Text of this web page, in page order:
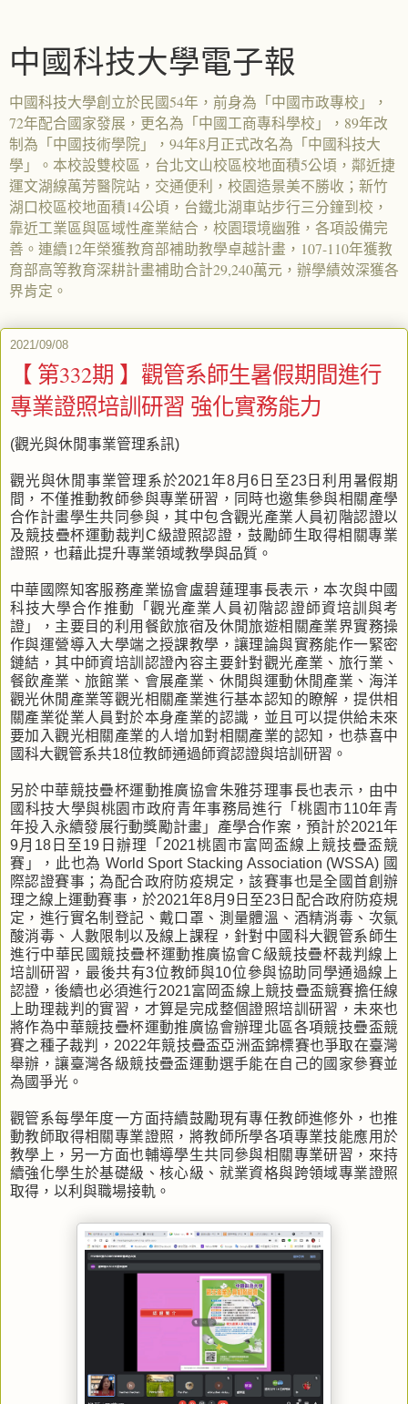
中國科技大學電子報
中國科技大學創立於民國54年，前身為「中國市政專校」，
72年配合國家發展，更名為「中國工商專科學校」，89年改
制為「中國技術學院」，94年8月正式改名為「中國科技大
學」。本校設雙校區，台北文山校區校地面積5公頃，鄰近捷
運文湖線萬芳醫院站，交通便利，校園造景美不勝收；新竹
湖口校區校地面積14公頃，台鐵北湖車站步行三分鐘到校，
靠近工業區與區域性產業結合，校園環境幽雅，各項設備完
善。連續12年榮獲教育部補助教學卓越計畫，107-110年獲教
育部高等教育深耕計畫補助合計29,240萬元，辦學績效深獲各
界肯定。
2021/09/08
【 第332期 】觀管系師生暑假期間進行
專業證照培訓研習 強化實務能力
(觀光與休閒事業管理系訊)
觀光與休閒事業管理系於2021年8月6日至23日利用暑假期
間，不僅推動教師參與專業研習，同時也邀集參與相關產學
合作計畫學生共同參與，其中包含觀光產業人員初階認證以
及競技疊杯運動裁判C級證照認證，鼓勵師生取得相關專業
證照，也藉此提升專業領域教學與品質。
中華國際知客服務產業協會盧碧蓮理事長表示，本次與中國
科技大學合作推動「觀光產業人員初階認證師資培訓與考
證」，主要目的利用餐飲旅宿及休閒旅遊相關產業界實務操
作與運營導入大學端之授課教學，讓理論與實務能作一緊密
鏈結，其中師資培訓認證內容主要針對觀光產業、旅行業、
餐飲產業、旅館業、會展產業、休閒與運動休閒產業、海洋
觀光休閒產業等觀光相關產業進行基本認知的瞭解，提供相
關產業從業人員對於本身產業的認識，並且可以提供給未來
要加入觀光相關產業的人增加對相關產業的認知，也恭喜中
國科大觀管系共18位教師通過師資認證與培訓研習。
另於中華競技疊杯運動推廣協會朱雅芬理事長也表示，由中
國科技大學與桃園市政府青年事務局進行「桃園市110年青
年投入永續發展行動獎勵計畫」產學合作案，預計於2021年
9月18日至19日辦理「2021桃園市富岡盃線上競技疊盃競
賽」，此也為 World Sport Stacking Association (WSSA) 國
際認證賽事；為配合政府防疫規定，該賽事也是全國首創辦
理之線上運動賽事，於2021年8月9日至23日配合政府防疫規
定，進行實名制登記、戴口罩、測量體溫、酒精消毒、次氯
酸消毒、人數限制以及線上課程，針對中國科大觀管系師生
進行中華民國競技疊杯運動推廣協會C級競技疊杯裁判線上
培訓研習，最後共有3位教師與10位參與協助同學通過線上
認證，後續也必須進行2021富岡盃線上競技疊盃競賽擔任線
上助理裁判的實習，才算是完成整個證照培訓研習，未來也
將作為中華競技疊杯運動推廣協會辦理北區各項競技疊盃競
賽之種子裁判，2022年競技疊盃亞洲盃錦標賽也爭取在臺灣
舉辦，讓臺灣各級競技疊盃運動選手能在自己的國家參賽並
為國爭光。
觀管系每學年度一方面持續鼓勵現有專任教師進修外，也推
動教師取得相關專業證照，將教師所學各項專業技能應用於
教學上，另一方面也輔導學生共同參與相關專業研習，來持
續強化學生於基礎級、核心級、就業資格與跨領域專業證照
取得，以利與職場接軌。